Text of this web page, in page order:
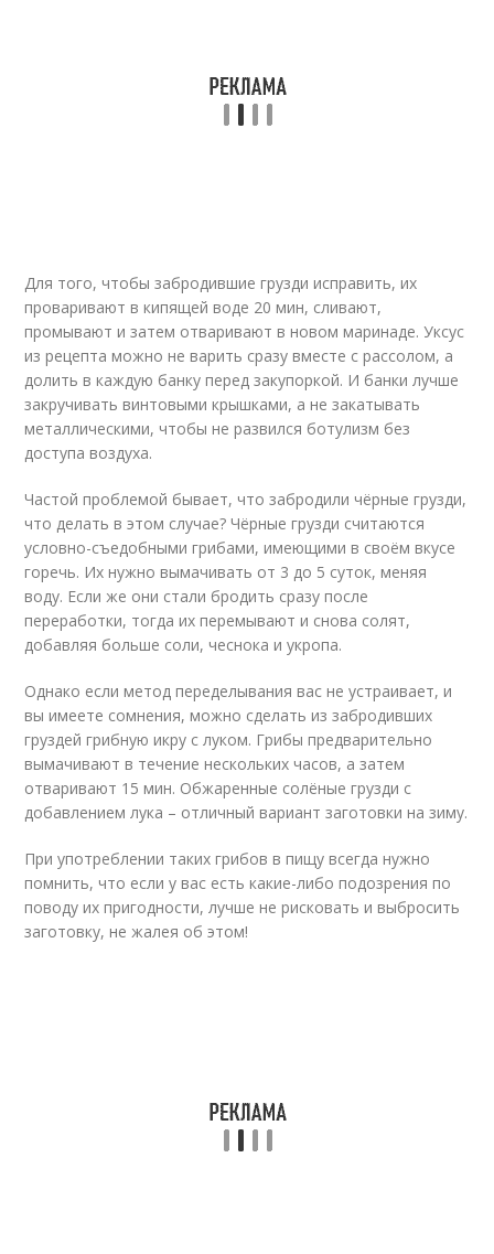
Для того, чтобы забродившие грузди исправить, их
проваривают в кипящей воде 20 мин, сливают,
промывают и затем отваривают в новом маринаде. Уксус
из рецепта можно не варить сразу вместе с рассолом, а
долить в каждую банку перед закупоркой. И банки лучше
закручивать винтовыми крышками, а не закатывать
металлическими, чтобы не развился ботулизм без
доступа воздуха.
Частой проблемой бывает, что забродили чёрные грузди,
что делать в этом случае? Чёрные грузди считаются
условно-съедобными грибами, имеющими в своём вкусе
горечь. Их нужно вымачивать от 3 до 5 суток, меняя
воду. Если же они стали бродить сразу после
переработки, тогда их перемывают и снова солят,
добавляя больше соли, чеснока и укропа.
Однако если метод переделывания вас не устраивает, и
вы имеете сомнения, можно сделать из забродивших
груздей грибную икру с луком. Грибы предварительно
вымачивают в течение нескольких часов, а затем
отваривают 15 мин. Обжаренные солёные грузди с
добавлением лука – отличный вариант заготовки на зиму.
При употреблении таких грибов в пищу всегда нужно
помнить, что если у вас есть какие-либо подозрения по
поводу их пригодности, лучше не рисковать и выбросить
заготовку, не жалея об этом!